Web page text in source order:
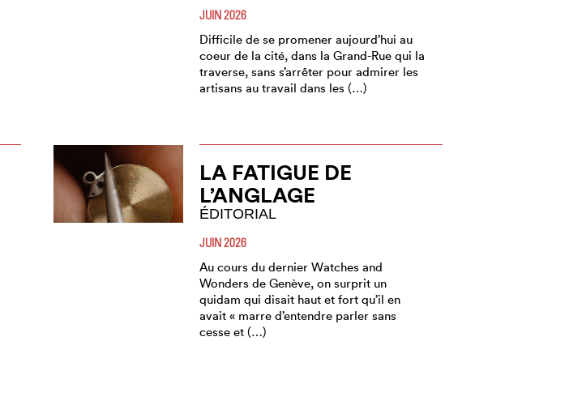
JUIN 2026
Difficile de se promener aujourd’hui au
coeur de la cité, dans la Grand-Rue qui la
traverse, sans s’arrêter pour admirer les
artisans au travail dans les (…)
LA FATIGUE DE
L’ANGLAGE
ÉDITORIAL
JUIN 2026
Au cours du dernier Watches and
Wonders de Genève, on surprit un
quidam qui disait haut et fort qu’il en
avait « marre d’entendre parler sans
cesse et (…)